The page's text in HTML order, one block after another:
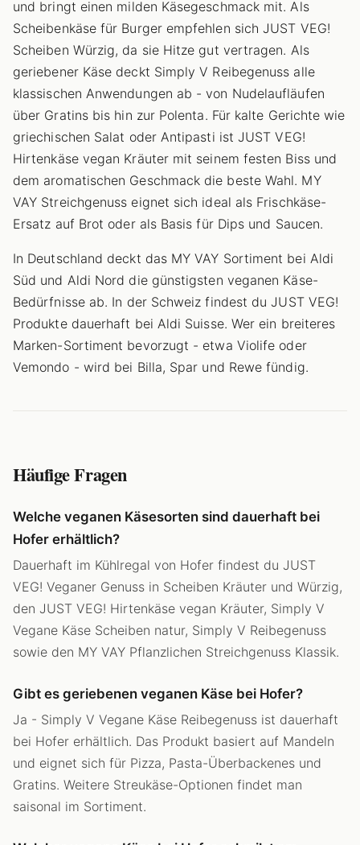
und bringt einen milden Käsegeschmack mit. Als
Scheibenkäse für Burger empfehlen sich JUST VEG!
Scheiben Würzig, da sie Hitze gut vertragen. Als
geriebener Käse deckt Simply V Reibegenuss alle
klassischen Anwendungen ab - von Nudelaufläufen
über Gratins bis hin zur Polenta. Für kalte Gerichte wie
griechischen Salat oder Antipasti ist JUST VEG!
Hirtenkäse vegan Kräuter mit seinem festen Biss und
dem aromatischen Geschmack die beste Wahl. MY
VAY Streichgenuss eignet sich ideal als Frischkäse-
Ersatz auf Brot oder als Basis für Dips und Saucen.
In Deutschland deckt das MY VAY Sortiment bei Aldi
Süd und Aldi Nord die günstigsten veganen Käse-
Bedürfnisse ab. In der Schweiz findest du JUST VEG!
Produkte dauerhaft bei Aldi Suisse. Wer ein breiteres
Marken-Sortiment bevorzugt - etwa Violife oder
Vemondo - wird bei Billa, Spar und Rewe fündig.
Häufige Fragen
Welche veganen Käsesorten sind dauerhaft bei
Hofer erhältlich?
Dauerhaft im Kühlregal von Hofer findest du JUST
VEG! Veganer Genuss in Scheiben Kräuter und Würzig,
den JUST VEG! Hirtenkäse vegan Kräuter, Simply V
Vegane Käse Scheiben natur, Simply V Reibegenuss
sowie den MY VAY Pflanzlichen Streichgenuss Klassik.
Gibt es geriebenen veganen Käse bei Hofer?
Ja - Simply V Vegane Käse Reibegenuss ist dauerhaft
bei Hofer erhältlich. Das Produkt basiert auf Mandeln
und eignet sich für Pizza, Pasta-Überbackenes und
Gratins. Weitere Streukäse-Optionen findet man
saisonal im Sortiment.